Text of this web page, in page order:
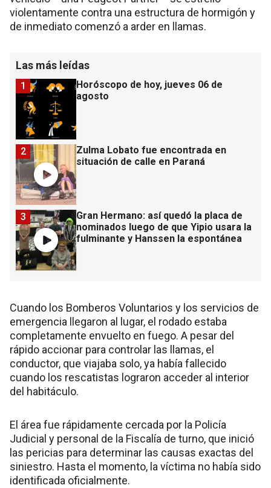
violentamente contra una estructura de hormigón y
de inmediato comenzó a arder en llamas.
Las más leídas
Horóscopo de hoy, jueves 06 de
agosto
1
Zulma Lobato fue encontrada en
situación de calle en Paraná
2
Gran Hermano: así quedó la placa de
nominados luego de que Yipio usara la
fulminante y Hanssen la espontánea
3
Cuando los Bomberos Voluntarios y los servicios de
emergencia llegaron al lugar, el rodado estaba
completamente envuelto en fuego. A pesar del
rápido accionar para controlar las llamas, el
conductor, que viajaba solo, ya había fallecido
cuando los rescatistas lograron acceder al interior
del habitáculo.
El área fue rápidamente cercada por la Policía
Judicial y personal de la Fiscalía de turno, que inició
las pericias para determinar las causas exactas del
siniestro. Hasta el momento, la víctima no había sido
identificada oficialmente.